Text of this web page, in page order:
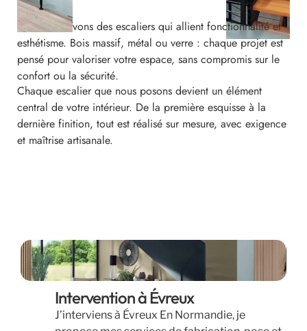
Nous concevons des escaliers qui allient fonctionnalité et
esthétisme. Bois massif, métal ou verre : chaque projet est
pensé pour valoriser votre espace, sans compromis sur le
confort ou la sécurité.
Chaque escalier que nous posons devient un élément
central de votre intérieur. De la première esquisse à la
dernière finition, tout est réalisé sur mesure, avec exigence
et maîtrise artisanale.
Intervention à Évreux
J’interviens à Évreux En Normandie, je